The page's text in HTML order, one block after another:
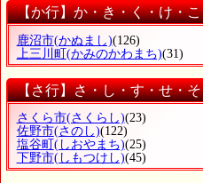
【か行】か・き・く・け・こ
鹿沼市(かぬまし)(126)
上三川町(かみのかわまち)(31)
【さ行】さ・し・す・せ・そ
さくら市(さくらし)(23)
佐野市(さのし)(122)
塩谷町 (しおやまち)(25)
下野市(しもつけし)(45)